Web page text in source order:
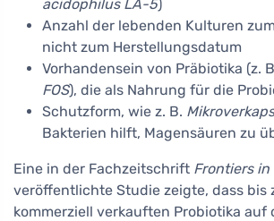
acidophilus LA-5)
Anzahl der lebenden Kulturen
nicht zum Herstellungsdatum
Vorhandensein von Präbiotika (z.
FOS), die als Nahrung für die
Schutzform, wie z. B.
Bakterien hilft, Magensäuren zu
Eine in der Fachzeitschrift Frontiers
veröffentlichte Studie zeigte, dass bis
kommerziell verkauften Probiotika auf